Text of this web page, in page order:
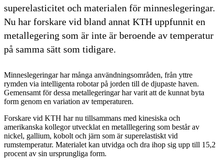
superelasticitet och materialen för minneslegeringar.
Nu har forskare vid bland annat KTH uppfunnit en
metallegering som är inte är beroende av temperatur
på samma sätt som tidigare.
Minneslegeringar har många användningsområden, från yttre
rymden via intelligenta robotar på jorden till de djupaste haven.
Gemensamt för dessa metallegeringar har varit att de kunnat byta
form genom en variation av temperaturen.
Forskare vid KTH har nu tillsammans med kinesiska och
amerikanska kollegor utvecklat en metalllegering som består av
nickel, gallium, kobolt och järn som är superelastiskt vid
rumstemperatur. Materialet kan utvidga och dra ihop sig upp till 15,2
procent av sin ursprungliga form.